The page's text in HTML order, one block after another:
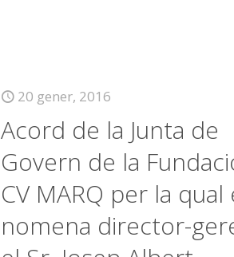
20 gener, 2016
Acord de la Junta de
Govern de la
CV MARQ per la qual
nomena director-